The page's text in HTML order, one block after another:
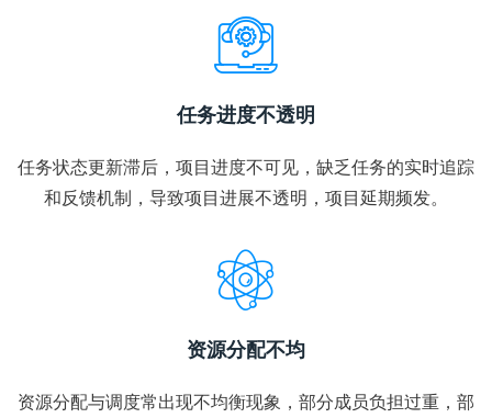
任务进度不透明
任务状态更新滞后，项目进度不可见，缺乏任务的实时追踪
和反馈机制，导致项目进展不透明，项目延期频发。
资源分配不均
资源分配与调度常出现不均衡现象，部分成员负担过重，部